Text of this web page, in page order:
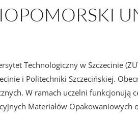
Technologiczny w Szczecinie
i Politechniki Szczecińskiej.
W ramach uczelni funkcjonują
Materiałów Opakowaniowych